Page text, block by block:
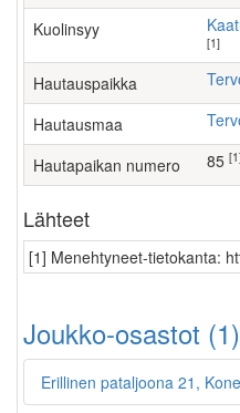
Kuolinsyy
[1]
Hautauspaikka
Hautausmaa
Hautapaikan numero 85
Lähteet
[1] Menehtyneet-tietokanta:
Joukko-osastot (1)
Erillinen pataljoona 21,